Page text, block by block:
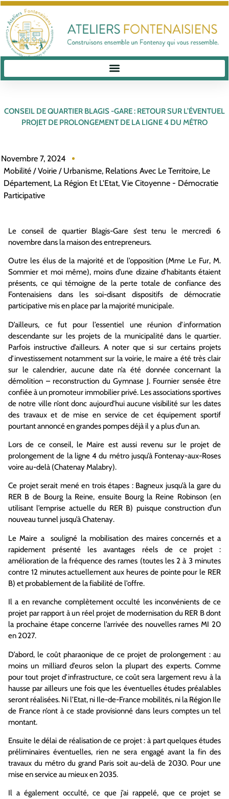
CONSEIL DE QUARTIER BLAGIS -GARE : RETOUR SUR L’ÉVENTUEL
PROJET DE PROLONGEMENT DE LA LIGNE 4 DU MÉTRO
Novembre 7, 2024
Mobilité / Voirie / Urbanisme, Relations Avec Le Territoire, Le
Département, La Région Et L'Etat, Vie Citoyenne - Démocratie
Participative
Le conseil de quartier Blagis-Gare s’est tenu le mercredi 6
novembre dans la maison des entrepreneurs.
Outre les élus de la majorité et de l’opposition (Mme Le Fur, M.
Sommier et moi même), moins d’une dizaine d’habitants étaient
présents, ce qui témoigne de la perte totale de confiance des
Fontenaisiens dans les soi-disant dispositifs de démocratie
participative mis en place par la majorité municipale.
D’ailleurs, ce fut pour l’essentiel une réunion d’information
descendante sur les projets de la municipalité dans le quartier.
Parfois instructive d’ailleurs. A noter que si sur certains projets
d’investissement notamment sur la voirie, le maire a été très clair
sur le calendrier, aucune date n’a été donnée concernant la
démolition – reconstruction du Gymnase J. Fournier sensée être
confiée à un promoteur immobilier privé. Les associations sportives
de notre ville n’ont donc aujourd’hui aucune visibilité sur les dates
des travaux et de mise en service de cet équipement sportif
pourtant annoncé en grandes pompes déjà il y a plus d’un an.
Lors de ce conseil, le Maire est aussi revenu sur le projet de
prolongement de la ligne 4 du métro jusqu’à Fontenay-aux-Roses
voire au-delà (Chatenay Malabry).
Ce projet serait mené en trois étapes : Bagneux jusqu’à la gare du
RER B de Bourg la Reine, ensuite Bourg la Reine Robinson (en
utilisant l’emprise actuelle du RER B) puisque construction d’un
nouveau tunnel jusqu’à Chatenay.
Le Maire a souligné la mobilisation des maires concernés et a
rapidement présenté les avantages réels de ce projet :
amélioration de la fréquence des rames (toutes les 2 à 3 minutes
contre 12 minutes actuellement aux heures de pointe pour le RER
B) et probablement de la fiabilité de l’offre.
Il a en revanche complètement occulté les inconvénients de ce
projet par rapport à un réel projet de modernisation du RER B dont
la prochaine étape concerne l’arrivée des nouvelles rames MI 20
en 2027.
D’abord, le coût pharaonique de ce projet de prolongement : au
moins un milliard d’euros selon la plupart des experts. Comme
pour tout projet d’infrastructure, ce coût sera largement revu à la
hausse par ailleurs une fois que les éventuelles études préalables
seront réalisées. Ni l’Etat, ni Ile-de-France mobilités, ni la Région Ile
de France n’ont à ce stade provisionné dans leurs comptes un tel
montant.
Ensuite le délai de réalisation de ce projet : à part quelques études
préliminaires éventuelles, rien ne sera engagé avant la fin des
travaux du métro du grand Paris soit au-delà de 2030. Pour une
mise en service au mieux en 2035.
Il a également occulté, ce que j’ai rappelé, que ce projet se